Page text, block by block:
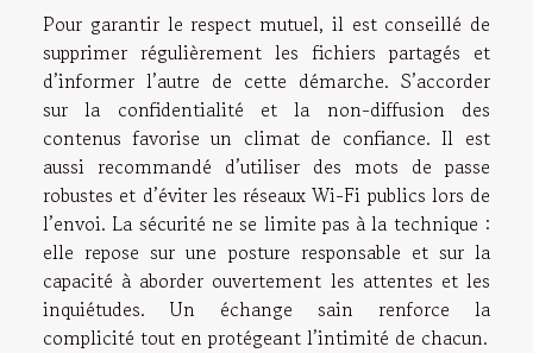
Pour garantir le respect mutuel, il est conseillé de
supprimer régulièrement les fichiers partagés et
d’informer l’autre de cette démarche. S’accorder
sur la confidentialité et la non-diffusion des
contenus favorise un climat de confiance. Il est
aussi recommandé d’utiliser des mots de passe
robustes et d’éviter les réseaux Wi-Fi publics lors de
l’envoi. La sécurité ne se limite pas à la technique :
elle repose sur une posture responsable et sur la
capacité à aborder ouvertement les attentes et les
inquiétudes. Un échange sain renforce la
complicité tout en protégeant l’intimité de chacun.